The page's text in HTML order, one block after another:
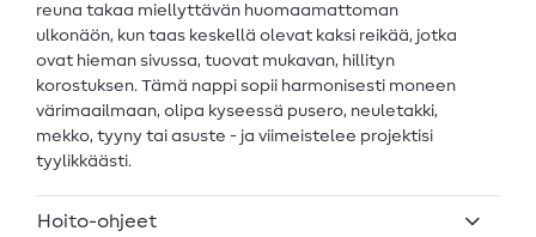
reuna takaa miellyttävän huomaamattoman
ulkonäön, kun taas keskellä olevat kaksi reikää, jotka
ovat hieman sivussa, tuovat mukavan, hillityn
korostuksen. Tämä nappi sopii harmonisesti moneen
värimaailmaan, olipa kyseessä pusero, neuletakki,
mekko, tyyny tai asuste - ja viimeistelee projektisi
tyylikkäästi.
Hoito-ohjeet